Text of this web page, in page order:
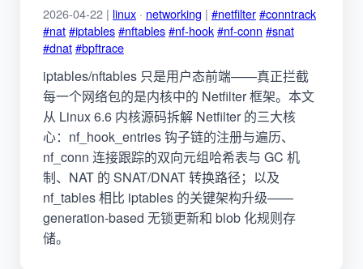
2026-04-22 | linux · networking | #netfilter#conntrack
#nat#iptables#nftables#nf-hook#nf-conn #snat
#dnat#bpftrace
iptables/nftables 只是用户态前端——真正拦截
每一个网络包的是内核中的 Netfilter 框架。本文
从 Linux 6.6 内核源码拆解 Netfilter 的三大核
心：nf_hook_entries 钩子链的注册与遍历、
nf_conn 连接跟踪的双向元组哈希表与 GC 机
制、NAT 的 SNAT/DNAT 转换路径；以及
nf_tables 相比 iptables 的关键架构升级——
generation-based 无锁更新和 blob 化规则存
储。